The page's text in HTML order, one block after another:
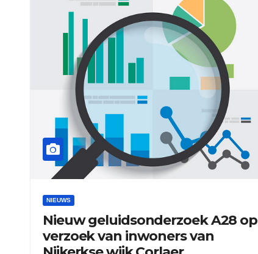
NIEUWS
Nieuw geluidsonderzoek A28 op
verzoek van inwoners van